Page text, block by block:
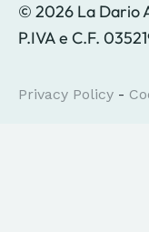
© 2026 La Dario
P.IVA e C.F.
Privacy Policy -